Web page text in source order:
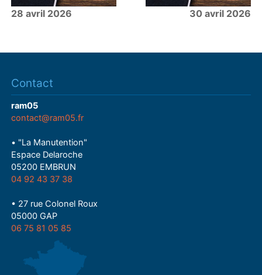
28 avril 2026 30 avril 2026
Contact
ram05
contact@ram05.fr
• "La Manutention"
Espace Delaroche
05200 EMBRUN
04 92 43 37 38
• 27 rue Colonel Roux
05000 GAP
06 75 81 05 85